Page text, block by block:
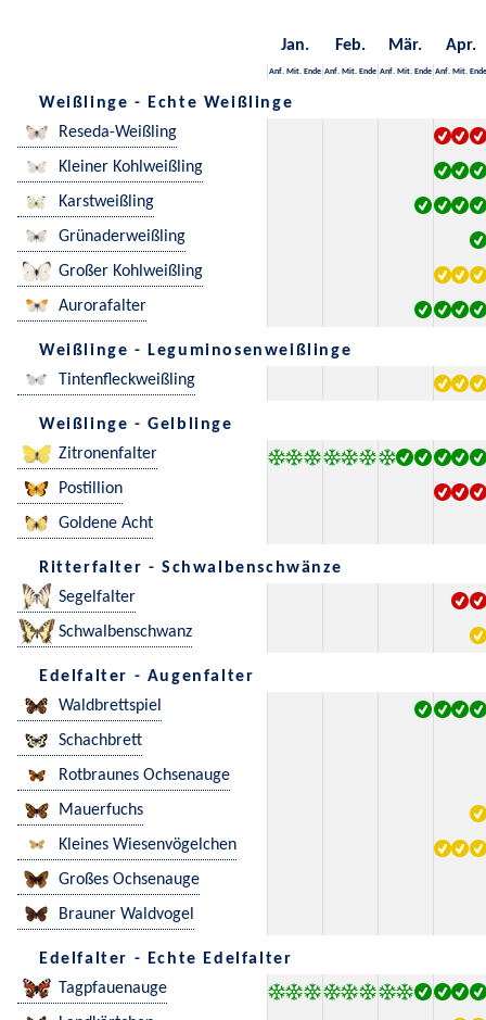
Jan. Feb. Mär. Apr.
Anf. Mit. Ende Anf. Mit. Ende Anf. Mit. Ende Anf. Mit. Ende
Weißlinge - Echte Weißlinge
Reseda-Weißling
Kleiner Kohlweißling
Karstweißling
Grünaderweißling
Großer Kohlweißling
Aurorafalter
Weißlinge - Leguminosenweißlinge
Tintenfleckweißling
Weißlinge - Gelblinge
Zitronenfalter
Postillion
Goldene Acht
Ritterfalter - Schwalbenschwänze
Segelfalter
Schwalbenschwanz
Edelfalter - Augenfalter
Waldbrettspiel
Schachbrett
Rotbraunes Ochsenauge
Mauerfuchs
Kleines Wiesenvögelchen
Großes Ochsenauge
Brauner Waldvogel
Edelfalter - Echte Edelfalter
Tagpfauenauge